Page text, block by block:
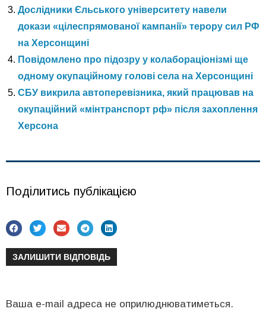
Дослідники Єльського університету навели
докази «цілеспрямованої кампанії» терору сил РФ
на Херсонщині
Повідомлено про підозру у колабораціонізмі ще
одному окупаційному голові села на Херсонщині
СБУ викрила автоперевізника, який працював на
окупаційний «мінтранспорт рф» після захоплення
Херсона
Поділитись публікацією
ЗАЛИШИТИ ВІДПОВІДЬ
Ваша e-mail адреса не оприлюднюватиметься.